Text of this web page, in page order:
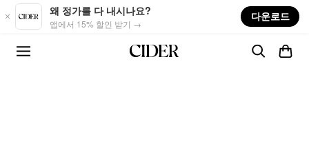
Skip to main content
왜 정가를 다 내시나요?
앱에서 15% 할인 받기 →
다운로드